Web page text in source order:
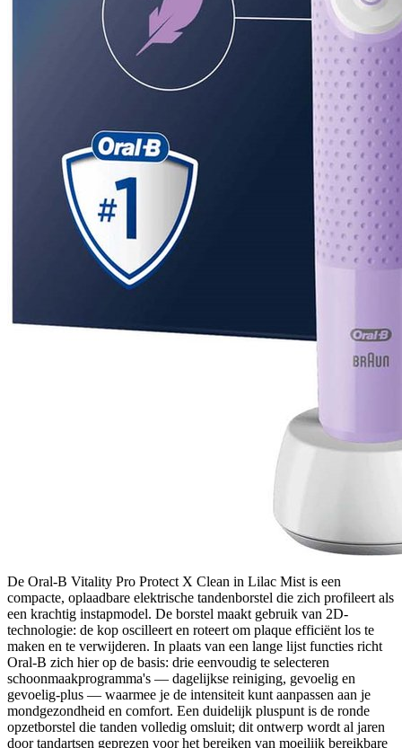
De Oral-B Vitality Pro Protect X Clean in Lilac Mist is een
compacte, oplaadbare elektrische tandenborstel die zich profileert als
een krachtig instapmodel. De borstel maakt gebruik van 2D-
technologie: de kop oscilleert en roteert om plaque efficiënt los te
maken en te verwijderen. In plaats van een lange lijst functies richt
Oral-B zich hier op de basis: drie eenvoudig te selecteren
schoonmaakprogramma's — dagelijkse reiniging, gevoelig en
gevoelig-plus — waarmee je de intensiteit kunt aanpassen aan je
mondgezondheid en comfort. Een duidelijk pluspunt is de ronde
opzetborstel die tanden volledig omsluit; dit ontwerp wordt al jaren
door tandartsen geprezen voor het bereiken van moeilijk bereikbare